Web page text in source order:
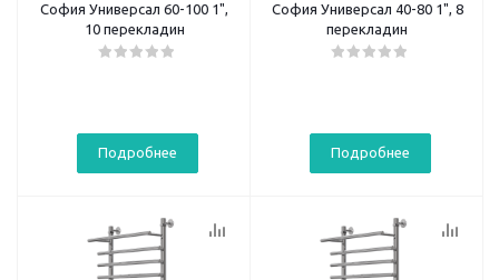
София Универсал 60-100 1",
10 перекладин
Подробнее
София Универсал 40-80 1", 8
перекладин
Подробнее